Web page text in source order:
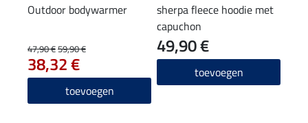
Outdoor bodywarmer
47,90 €59,90 €
38,32 €
toevoegen
sherpa fleece hoodie met
capuchon
49,90 €
toevoegen